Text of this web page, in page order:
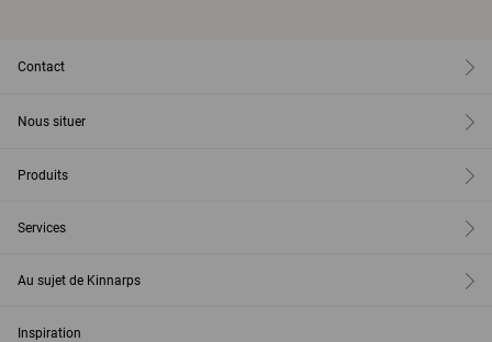
Contact
Nous situer
Produits
Services
Au sujet de Kinnarps
Inspiration